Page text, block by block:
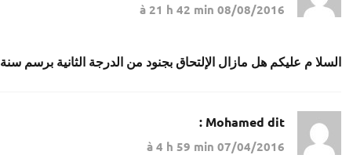
08/08/2016 à 21 h 42 min
السلا م عليكم هل مازال الإلتحاق بجنود من الدرجة الثانية برسم سنة 2016
Mohamed dit :
07/04/2016 à 4 h 59 min